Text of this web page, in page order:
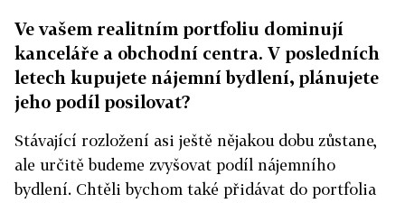
Ve vašem realitním portfoliu dominují
kanceláře a obchodní centra. V posledních
letech kupujete nájemní bydlení, plánujete
jeho podíl posilovat?
Stávající rozložení asi ještě nějakou dobu zůstane,
ale určitě budeme zvyšovat podíl nájemního
bydlení. Chtěli bychom také přidávat do portfolia